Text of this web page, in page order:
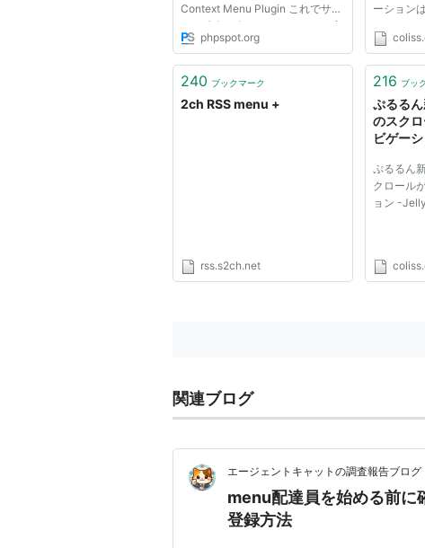
Context Menu Plugin これでサイ
トに独自の右クリックメニュー実
装は誰でも簡単「jQuery Context
だと独自の右クリックメニューを
クロスブ...
phpspot.org
ーション
ており、
るなどカ
240 ブックマーク
2ch RSS menu +
rss.s2ch.net
216 ブッ
ぷるる
のスク
ビゲー
ぷるるん
クロール
ョン -
関連ブログ
エージェントキャットの調査報告ブログ
menu配達員を始める前に
登録方法